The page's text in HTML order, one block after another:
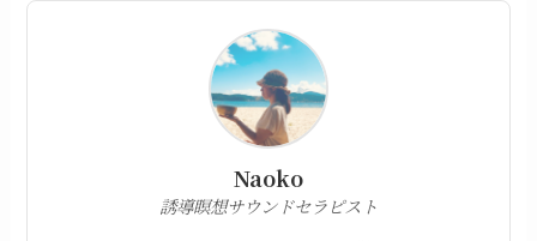
Naoko
誘導瞑想サウンドセラピスト